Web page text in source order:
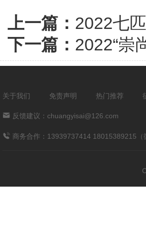
上一篇： 2022七
下一篇： 2022“崇
关于我们 免责声明 热门推荐
反馈建议：chuangyisai@126.com
商务合作：13939737414 18015389215（